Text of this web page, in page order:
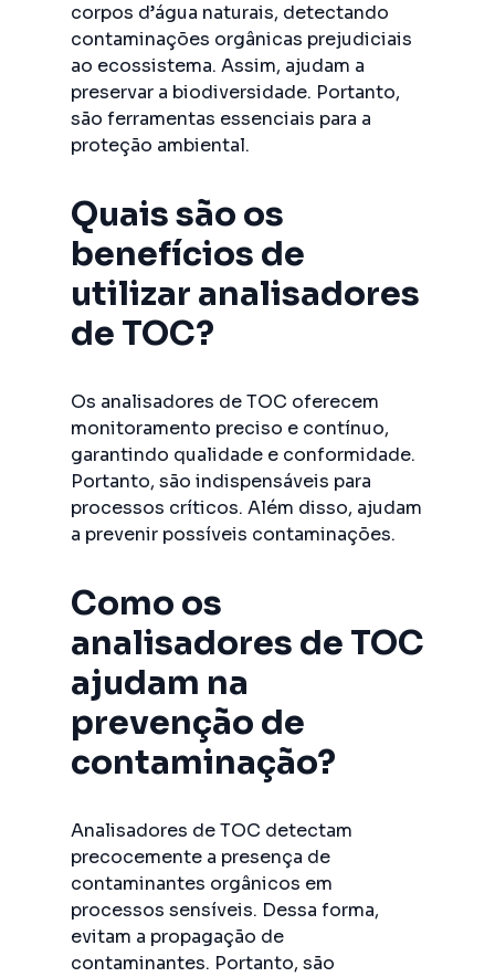
corpos d’água naturais, detectando
contaminações orgânicas prejudiciais
ao ecossistema. Assim, ajudam a
preservar a biodiversidade. Portanto,
são ferramentas essenciais para a
proteção ambiental.
Quais são os
benefícios de
utilizar analisadores
de TOC?
Os analisadores de TOC oferecem
monitoramento preciso e contínuo,
garantindo qualidade e conformidade.
Portanto, são indispensáveis para
processos críticos. Além disso, ajudam
a prevenir possíveis contaminações.
Como os
analisadores de TOC
ajudam na
prevenção de
contaminação?
Analisadores de TOC detectam
precocemente a presença de
contaminantes orgânicos em
processos sensíveis. Dessa forma,
evitam a propagação de
contaminantes. Portanto, são